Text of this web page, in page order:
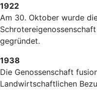
1922
Am 30. Oktober wurde
gegründet.
1938
Die Genossenschaft
Landwirtschaftlichen